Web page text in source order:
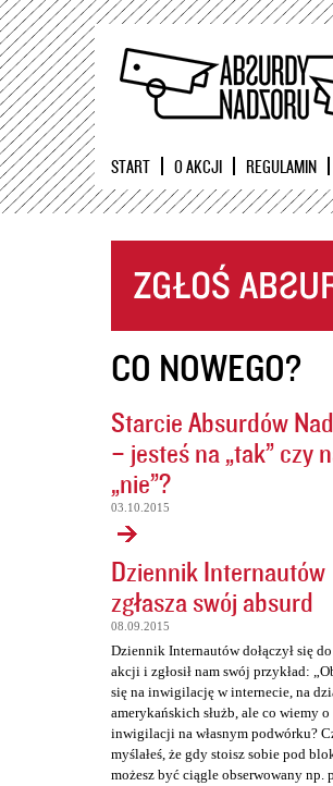
START O AKCJI REGULAMIN
CO NOWEGO?
Starcie Absurdów
– jesteś na „tak” czy
„nie”?
03.10.2015
Dziennik Internautów
zgłasza swój absurd
08.09.2015
Dziennik Internautów dołączył się
akcji i zgłosił nam swój przykład:
się na inwigilację w internecie, na
amerykańskich służb, ale co wiemy o
inwigilacji na własnym podwórku?
myślałeś, że gdy stoisz sobie pod
możesz być ciągle obserwowany np.